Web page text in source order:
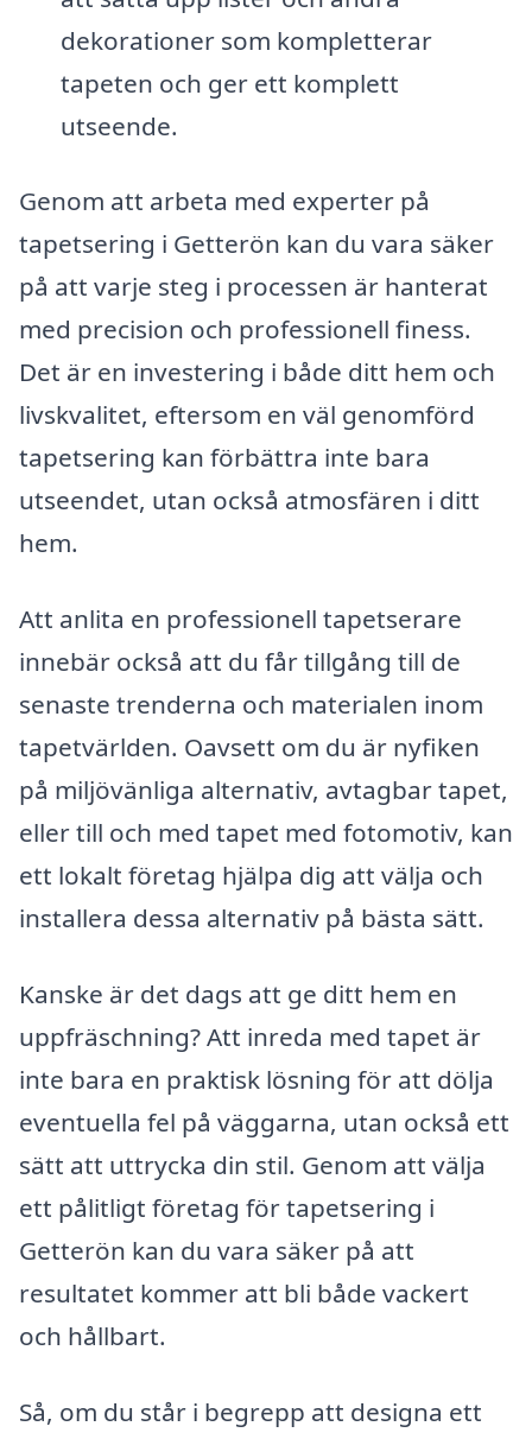
dekorationer som kompletterar
tapeten och ger ett komplett
utseende.
Genom att arbeta med experter på
tapetsering i Getterön kan du vara säker
på att varje steg i processen är hanterat
med precision och professionell finess.
Det är en investering i både ditt hem och
livskvalitet, eftersom en väl genomförd
tapetsering kan förbättra inte bara
utseendet, utan också atmosfären i ditt
hem.
Att anlita en professionell tapetserare
innebär också att du får tillgång till de
senaste trenderna och materialen inom
tapetvärlden. Oavsett om du är nyfiken
på miljövänliga alternativ, avtagbar tapet,
eller till och med tapet med fotomotiv, kan
ett lokalt företag hjälpa dig att välja och
installera dessa alternativ på bästa sätt.
Kanske är det dags att ge ditt hem en
uppfräschning? Att inreda med tapet är
inte bara en praktisk lösning för att dölja
eventuella fel på väggarna, utan också ett
sätt att uttrycka din stil. Genom att välja
ett pålitligt företag för tapetsering i
Getterön kan du vara säker på att
resultatet kommer att bli både vackert
och hållbart.
Så, om du står i begrepp att designa ett